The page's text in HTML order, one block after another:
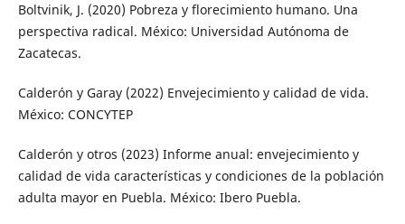
Boltvinik, J. (2020) Pobreza y florecimiento humano. Una
perspectiva radical. México: Universidad Autónoma de
Zacatecas.
Calderón y Garay (2022) Envejecimiento y calidad de vida.
México: CONCYTEP
Calderón y otros (2023) Informe anual: envejecimiento y
calidad de vida características y condiciones de la población
adulta mayor en Puebla. México: Ibero Puebla.